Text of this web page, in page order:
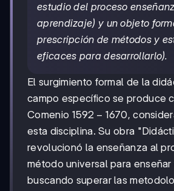
estudio del proceso
aprendizaje) y un objeto
prescripción de métodos y
eficaces para desarrollarlo).
El surgimiento formal de la
campo específico se produce
Comenio 1592-
1670
1592 − 1670,
esta disciplina. Su obra
revolucionó la enseñanza al
método universal para
buscando superar las